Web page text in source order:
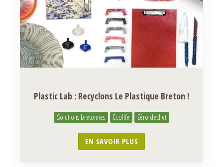
Plastic Lab : Recyclons Le Plastique Breton !
Solutions bretonnes Ecolife Zéro déchet
EN SAVOIR PLUS